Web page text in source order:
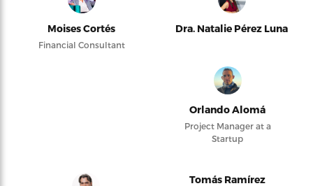
Moises Cortés
Financial Consultant
Dra. Natalie Pérez Luna
Orlando Alomá
Project Manager at a
Startup
Tomás Ramírez